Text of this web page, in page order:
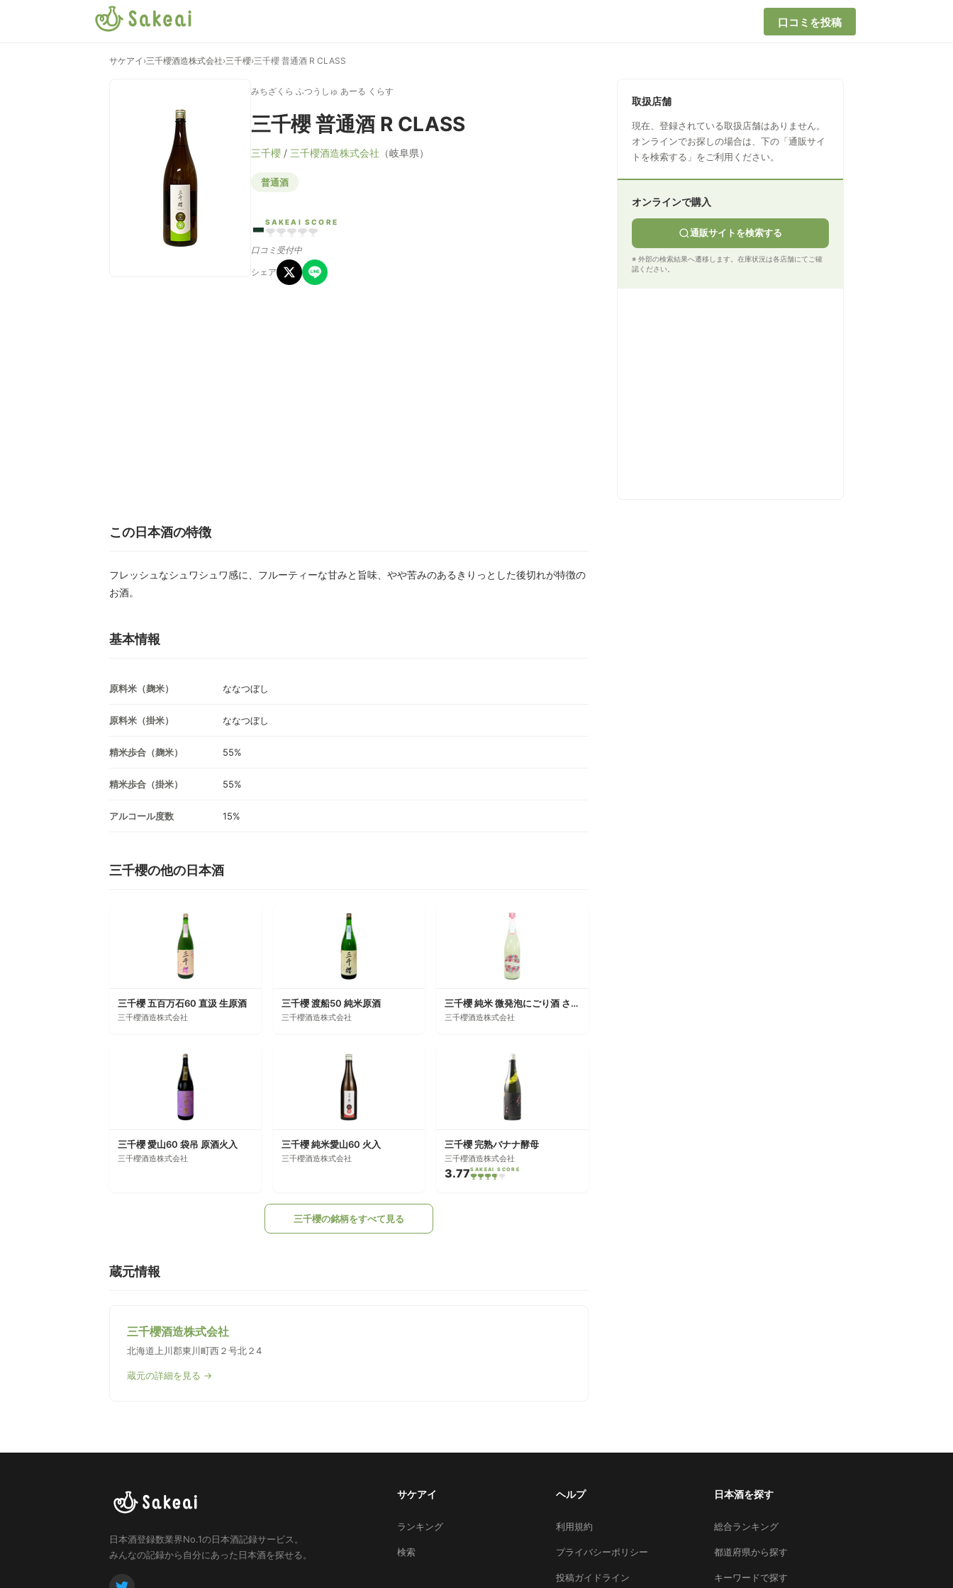
口コミを投稿
サケアイ ›三千櫻酒造株式会社›三千櫻›三千櫻 普通酒 R CLASS
みちざくら ふつうしゅ あーる くらす
三千櫻 普通酒 R CLASS
三千櫻 / 三千櫻酒造株式会社 （岐阜県）
普通酒
-SAKEAI SCORE
口コミ受付中
シェア
取扱店舗
現在、登録されている取扱店舗はありません。
オンラインでお探しの場合は、下の「通販サイ
トを検索する」をご利用ください。
オンラインで購入
通販サイトを検索する
※ 外部の検索結果へ遷移します。在庫状況は各店舗にてご確
認ください。
この日本酒の特徴
フレッシュなシュワシュワ感に、フルーティーな甘みと旨味、やや苦みのあるきりっとした後切れが特徴の
お酒。
基本情報
原料米（麹米） ななつぼし
原料米（掛米） ななつぼし
精米歩合（麹米） 55%
精米歩合（掛米） 55%
アルコール度数 15%
三千櫻の他の日本酒
三千櫻 五百万石60 直汲 生原酒
三千櫻酒造株式会社
三千櫻 渡船50 純米原酒
三千櫻酒造株式会社
三千櫻 純米 微発泡にごり酒 さくらにごり
三千櫻酒造株式会社
三千櫻 愛山60 袋吊 原酒火入
三千櫻酒造株式会社
三千櫻 純米愛山60 火入
三千櫻酒造株式会社
三千櫻 完熟バナナ酵母
三千櫻酒造株式会社
3.77SAKEAI SCORE
三千櫻の銘柄をすべて見る
蔵元情報
三千櫻酒造株式会社
北海道上川郡東川町西２号北２4
蔵元の詳細を見る →
日本酒登録数業界No.1の日本酒記録サービス。
みんなの記録から自分にあった日本酒を探せる。
サケアイ
ランキング
検索
ヘルプ
利用規約
プライバシーポリシー
投稿ガイドライン
日本酒を探す
総合ランキング
都道府県から探す
キーワードで探す